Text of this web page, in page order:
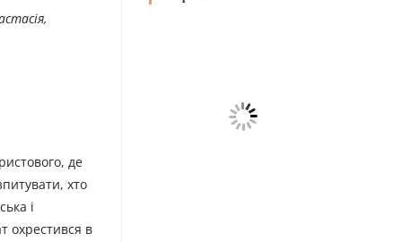
де
хто
і
охрестився в
Родин
Справ Молоді та встановленя
складу Катихитичної Комісії